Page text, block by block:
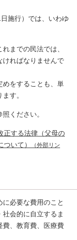
施行）では、いわゆ
までの民法では、
ければなりませんで
めをすることも、単
す。
ください。
正する法律（父母の
いて）
（外部リン
に必要な費用のこと
会的に自立するま
費、教育費、医療費